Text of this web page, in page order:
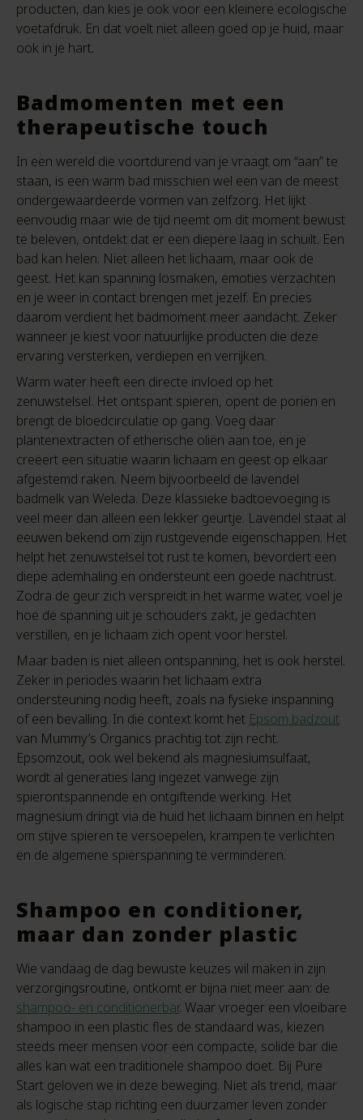
producten, dan kies je ook voor een kleinere ecologische
voetafdruk. En dat voelt niet alleen goed op je huid, maar
ook in je hart.
Badmomenten met een
therapeutische touch
In een wereld die voortdurend van je vraagt om “aan” te
staan, is een warm bad misschien wel een van de meest
ondergewaardeerde vormen van zelfzorg. Het lijkt
eenvoudig maar wie de tijd neemt om dit moment bewust
te beleven, ontdekt dat er een diepere laag in schuilt. Een
bad kan helen. Niet alleen het lichaam, maar ook de
geest. Het kan spanning losmaken, emoties verzachten
en je weer in contact brengen met jezelf. En precies
daarom verdient het badmoment meer aandacht. Zeker
wanneer je kiest voor natuurlijke producten die deze
ervaring versterken, verdiepen en verrijken.
Warm water heeft een directe invloed op het
zenuwstelsel. Het ontspant spieren, opent de poriën en
brengt de bloedcirculatie op gang. Voeg daar
plantenextracten of etherische oliën aan toe, en je
creëert een situatie waarin lichaam en geest op elkaar
afgestemd raken. Neem bijvoorbeeld de lavendel
badmelk van Weleda. Deze klassieke badtoevoeging is
veel meer dan alleen een lekker geurtje. Lavendel staat al
eeuwen bekend om zijn rustgevende eigenschappen. Het
helpt het zenuwstelsel tot rust te komen, bevordert een
diepe ademhaling en ondersteunt een goede nachtrust.
Zodra de geur zich verspreidt in het warme water, voel je
hoe de spanning uit je schouders zakt, je gedachten
verstillen, en je lichaam zich opent voor herstel.
Maar baden is niet alleen ontspanning, het is ook herstel.
Zeker in periodes waarin het lichaam extra
ondersteuning nodig heeft, zoals na fysieke inspanning
of een bevalling. In die context komt het Epsom badzout
van Mummy’s Organics prachtig tot zijn recht.
Epsomzout, ook wel bekend als magnesiumsulfaat,
wordt al generaties lang ingezet vanwege zijn
spierontspannende en ontgiftende werking. Het
magnesium dringt via de huid het lichaam binnen en helpt
om stijve spieren te versoepelen, krampen te verlichten
en de algemene spierspanning te verminderen.
Shampoo en conditioner,
maar dan zonder plastic
Wie vandaag de dag bewuste keuzes wil maken in zijn
verzorgingsroutine, ontkomt er bijna niet meer aan: de
shampoo- en conditionerbar. Waar vroeger een vloeibare
shampoo in een plastic fles de standaard was, kiezen
steeds meer mensen voor een compacte, solide bar die
alles kan wat een traditionele shampoo doet. Bij Pure
Start geloven we in deze beweging. Niet als trend, maar
als logische stap richting een duurzamer leven zonder